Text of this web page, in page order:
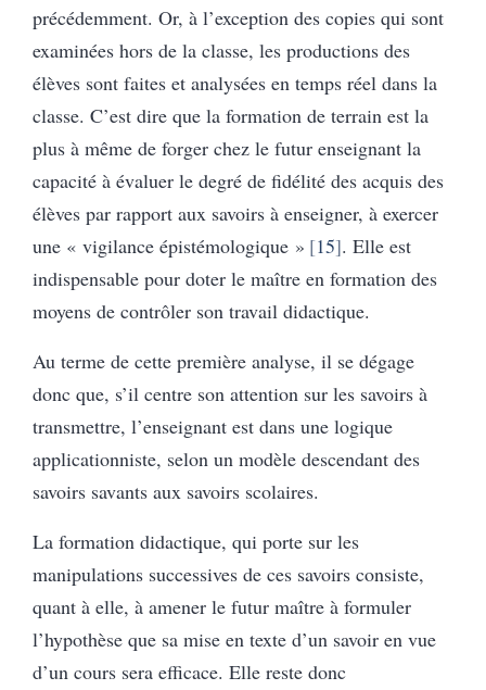
précédemment. Or, à l’exception des copies qui sont
examinées hors de la classe, les productions des
élèves sont faites et analysées en temps réel dans la
classe. C’est dire que la formation de terrain est la
plus à même de forger chez le futur enseignant la
capacité à évaluer le degré de fidélité des acquis des
élèves par rapport aux savoirs à enseigner, à exercer
une « vigilance épistémologique » 15 . Elle est
indispensable pour doter le maître en formation des
moyens de contrôler son travail didactique.
Au terme de cette première analyse, il se dégage
donc que, s’il centre son attention sur les savoirs à
transmettre, l’enseignant est dans une logique
applicationniste, selon un modèle descendant des
savoirs savants aux savoirs scolaires.
La formation didactique, qui porte sur les
manipulations successives de ces savoirs consiste,
quant à elle, à amener le futur maître à formuler
l’hypothèse que sa mise en texte d’un savoir en vue
d’un cours sera efficace. Elle reste donc